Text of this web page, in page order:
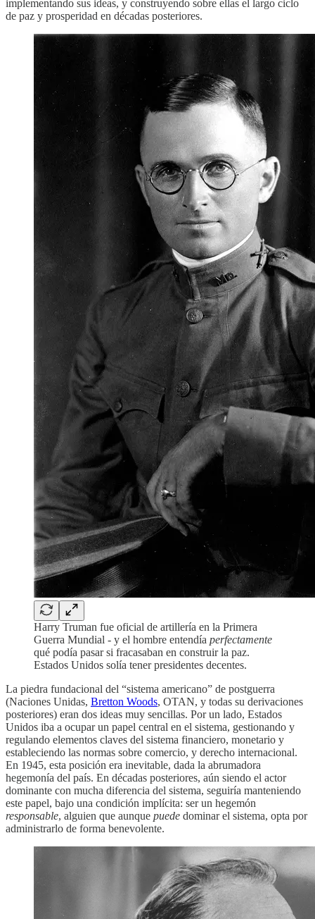
implementando sus ideas, y construyendo sobre ellas el largo ciclo
de paz y prosperidad en décadas posteriores.
Harry Truman fue oficial de artillería en la Primera
Guerra Mundial - y el hombre entendía perfectamente
qué podía pasar si fracasaban en construir la paz.
Estados Unidos solía tener presidentes decentes.
La piedra fundacional del “sistema americano” de postguerra
(Naciones Unidas, Bretton Woods, OTAN, y todas su derivaciones
posteriores) eran dos ideas muy sencillas. Por un lado, Estados
Unidos iba a ocupar un papel central en el sistema, gestionando y
regulando elementos claves del sistema financiero, monetario y
estableciendo las normas sobre comercio, y derecho internacional.
En 1945, esta posición era inevitable, dada la abrumadora
hegemonía del país. En décadas posteriores, aún siendo el actor
dominante con mucha diferencia del sistema, seguiría manteniendo
este papel, bajo una condición implícita: ser un hegemón
responsable, alguien que aunque puede dominar el sistema, opta por
administrarlo de forma benevolente.